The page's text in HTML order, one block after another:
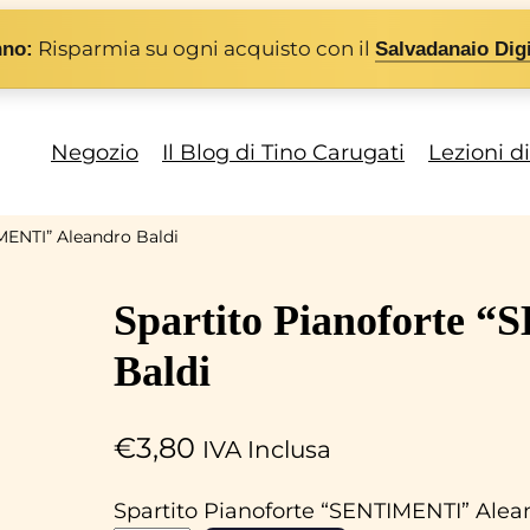
Risparmia su ogni acquisto con ilSalvadanaio
Negozio Il Blog di Tino Carugati Lezioni
Aleandro Baldi
Spartito Pianoforte
Baldi
€3,80 IVA Inclusa
Spartito Pianoforte “SENTIMENTI”